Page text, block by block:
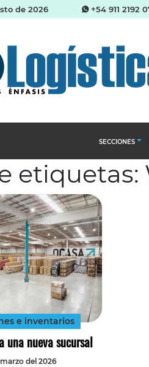
de 2026 +54 911 2192
SECCIONES
etiquetas:
e inventarios
una nueva sucursal
del 2026